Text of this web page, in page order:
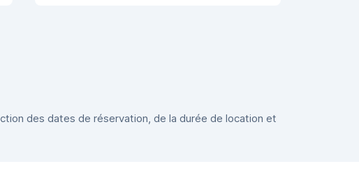
des dates de réservation, de la durée de location et